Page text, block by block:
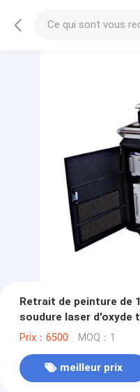
Retrait de peinture de
soudure laser d'oxyde
Prix：6500 MOQ：1
meilleur prix